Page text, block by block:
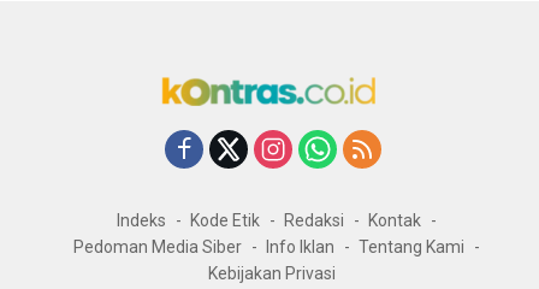
Indeks Kode Etik Redaksi
Kontak
Pedoman Media Siber
Info Iklan
Tentang Kami
Kebijakan Privasi